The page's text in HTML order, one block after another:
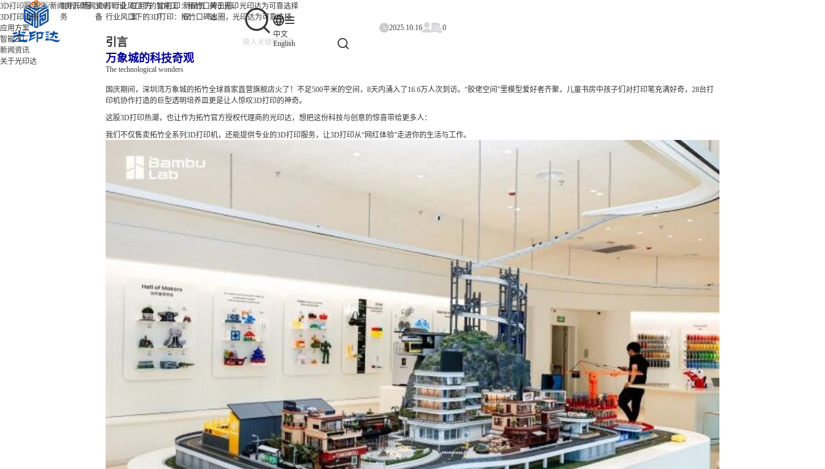
3D打印服
务
3D打印设
备
应用方
案
智能工
厂
新闻资
讯
关于光印
达
中文
English
3D打印服务
3D打印设备
应用方案
智能工厂
新闻资讯
关于光印达
首页/新闻资讯/新闻资讯/行业风口下的3D打印：拓竹口碑出圈，光印达为可靠选择
行业风口下的3D打印：拓竹口碑出圈，光印达为可靠选择
2025.10.16
0
引言
万象城的科技奇观
The technological wonders
国庆期间，深圳湾万象城的拓竹全球首家直营旗舰店火了！不足500平米的空间，8天内涌入了16.6万人次到访。“胶佬空间”里模型爱好者齐聚，儿童书房中孩子们对打印笔充满好奇，28台打
印机协作打造的巨型透明培养皿更是让人惊叹3D打印的神奇。
这股3D打印热潮，也让作为拓竹官方授权代理商的光印达，想把这份科技与创意的惊喜带给更多人：
我们不仅售卖拓竹全系列3D打印机，还能提供专业的3D打印服务，让3D打印从“网红体验”走进你的生活与工作。